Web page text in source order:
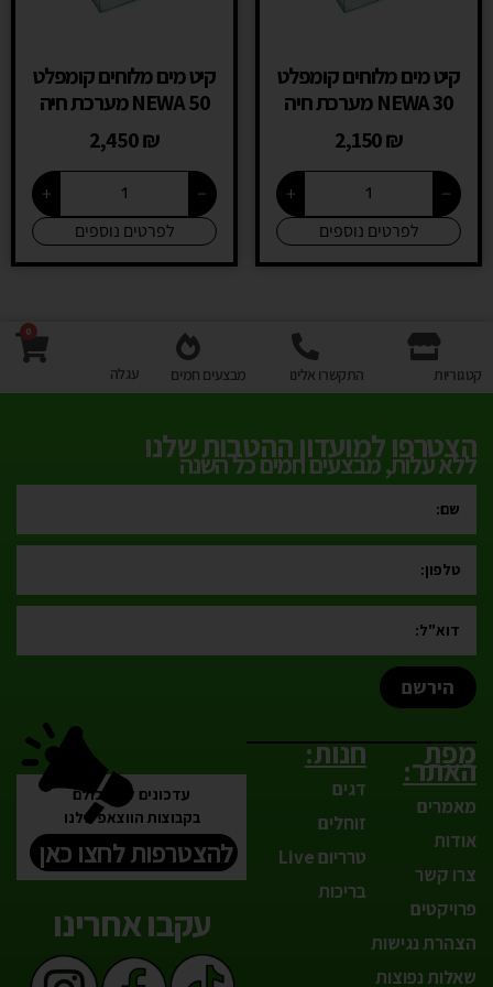
קיט מים מלוחים קומפלט
NEWA 30 מערכת חיה
2,150₪
−
+
לפרטים נוספים
קיט מים מלוחים קומפלט
NEWA 50 מערכת חיה
2,450₪
−
+
לפרטים נוספים
קטגוריות התקשרו אלינו מבצעים חמים
0
עגלה
הצטרפו למועדון ההטבות שלנו
ללא עלות, מבצעים חמים כל השנה
הירשם
מפת
האתר:
מאמרים
אודות
צרו קשר
פרויקטים
הצהרת נגישות
שאלות נפוצות
חנות:
דגים
זוחלים
טרריום Live
בריכות
עדכונים לפני כולם
בקבוצות הווצאפ שלנו
להצטרפות לחצו כאן
עקבו אחרינו